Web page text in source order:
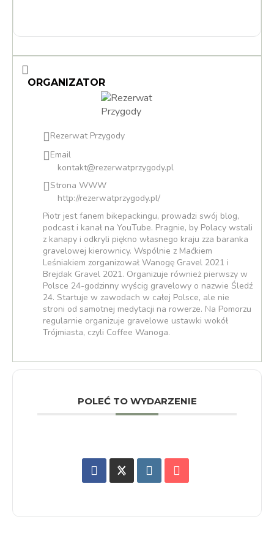
ORGANIZATOR
Rezerwat Przygody
Email
kontakt@rezerwatprzygody.pl
Strona WWW
http://rezerwatprzygody.pl/
Piotr jest fanem bikepackingu, prowadzi swój blog,
podcast i kanał na YouTube. Pragnie, by Polacy wstali
z kanapy i odkryli piękno własnego kraju zza baranka
gravelowej kierownicy. Wspólnie z Maćkiem
Leśniakiem zorganizował Wanogę Gravel 2021 i
Brejdak Gravel 2021. Organizuje również pierwszy w
Polsce 24-godzinny wyścig gravelowy o nazwie Śledź
24. Startuje w zawodach w całej Polsce, ale nie
stroni od samotnej medytacji na rowerze. Na Pomorzu
regularnie organizuje gravelowe ustawki wokół
Trójmiasta, czyli Coffee Wanoga.
POLEĆ TO WYDARZENIE